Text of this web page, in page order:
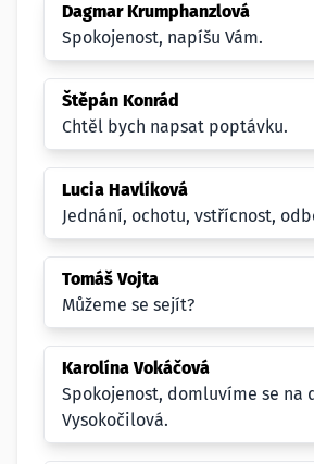
Dagmar Krumphanzlová
Spokojenost, napíšu Vám.
Štěpán Konrád
Chtěl bych napsat poptávku.
Lucia Havlíková
Jednání, ochotu, vstřícnost,
Tomáš Vojta
Můžeme se sejít?
Karolína Vokáčová
Spokojenost, domluvíme se na
Vysokočilová.